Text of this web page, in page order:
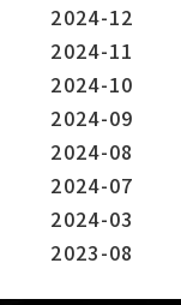
2024-12
2024-11
2024-10
2024-09
2024-08
2024-07
2024-03
2023-08